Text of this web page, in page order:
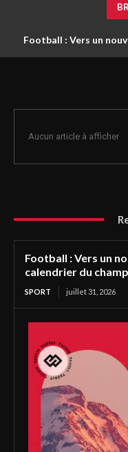
Football : Vers un
Aucun article à afficher
Football : Vers un
calendrier du
SPORT juillet 31, 2026